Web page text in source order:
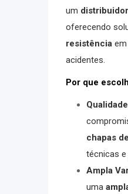
um
oferecendo
resistência
acidentes.
Por que
chapas
técnicas
Ampla
uma